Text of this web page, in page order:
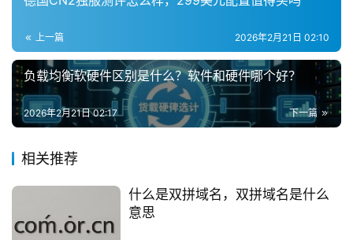
上一篇 2026年2月21日 02:10
负载均衡软硬件区别是什么？软件和硬件哪个好？
下一篇
2026年2月21日 02:17
相关推荐
什么是双拼域名，双拼域名是什么
意思